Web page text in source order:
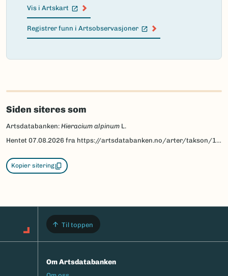
Vis i Artskart
(Ekstern lenke)
Registrer funn i Artsobservasjoner
(Ekstern lenke)
Failed
load
map.
Siden siteres som
Artsdatabanken: Hieracium alpinum L.
Hentet 07.08.2026 fra https://artsdatabanken.no/arter/takson/129765
Kopier sitering
Til toppen
Om Artsdatabanken